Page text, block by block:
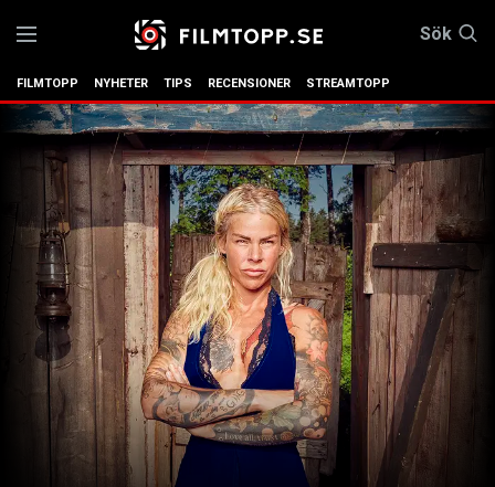
Sök
FILMTOPP NYHETER TIPS RECENSIONER STREAMTOPP